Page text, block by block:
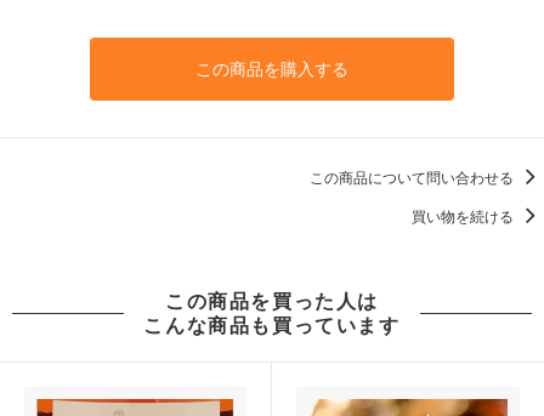
この商品を購入する
この商品について問い合わせる
買い物を続ける
この商品を買った人は
こんな商品も買っています